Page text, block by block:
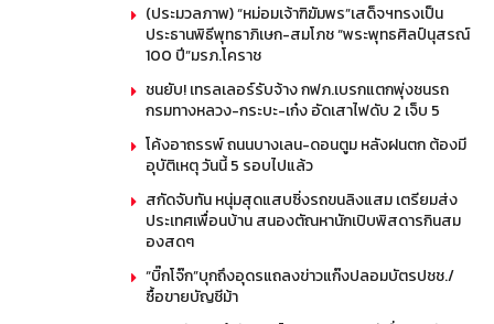
(ประมวลภาพ) “หม่อมเจ้าฑิฆัมพร”เสด็จฯทรงเป็น
ประธานพิธีพุทธาภิเษก-สมโภช “พระพุทธศิลป์นุสรณ์
100 ปี”มรภ.โคราช
ชนยับ! เทรลเลอร์รับจ้าง กฟภ.เบรกแตกพุ่งชนรถ
กรมทางหลวง-กระบะ-เก๋ง อัดเสาไฟดับ 2 เจ็บ 5
โค้งอาถรรพ์ ถนนบางเลน-ดอนตูม หลังฝนตก ต้องมี
อุบัติเหตุ วันนี้ 5 รอบไปแล้ว
สกัดจับทัน หนุ่มสุดแสบซิ่งรถขนลิงแสม เตรียมส่ง
ประเทศเพื่อนบ้าน สนองตัณหานักเปิบพิสดารกินสม
องสดๆ
“บิ๊กโจ๊ก”บุกถึงอุดรแถลงข่าวแก๊งปลอมบัตรปชช./
ซื้อขายบัญชีม้า